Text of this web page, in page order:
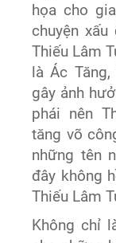
họa cho
chuyện
Thiếu Lâm
là Ác
gây ảnh
phái nên
tăng võ
những tên
đây không
Thiếu Lâm
Không chỉ